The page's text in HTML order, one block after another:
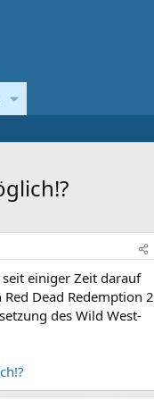
einiger Zeit darauf
Dead Redemption 2
des Wild West-